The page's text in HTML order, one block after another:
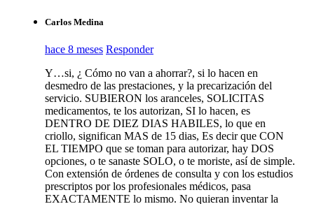
Carlos Medina
hace 8 meses Responder
Y…si, ¿ Cómo no van a ahorrar?, si lo hacen en
desmedro de las prestaciones, y la precarización del
servicio. SUBIERON los aranceles, SOLICITAS
medicamentos, te los autorizan, SI lo hacen, es
DENTRO DE DIEZ DIAS HABILES, lo que en
criollo, significan MAS de 15 dias, Es decir que CON
EL TIEMPO que se toman para autorizar, hay DOS
opciones, o te sanaste SOLO, o te moriste, así de simple.
Con extensión de órdenes de consulta y con los estudios
prescriptos por los profesionales médicos, pasa
EXACTAMENTE lo mismo. No quieran inventar la